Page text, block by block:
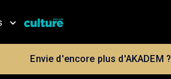
Envie d'encore plus d'AKADEM ?